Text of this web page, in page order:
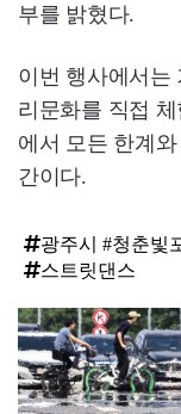
부를 밝혔다.
이번 행사에서는
리문화를 직접
에서 모든 한계
간이다.
광주시 #청춘빛
스트릿댄스
탑
라
인